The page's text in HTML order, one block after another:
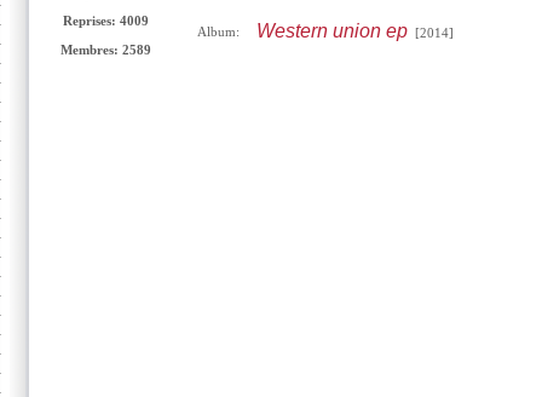
Reprises: 4009
Membres: 2589
Album: Western union ep[2014]